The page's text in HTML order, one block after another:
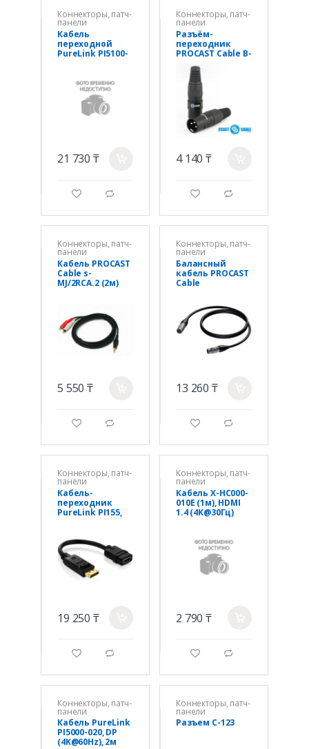
Коннекторы, патч-
панели
Кабель
переходной
PureLink PI5100-
21 730 ₸
g d
Коннекторы, патч-
панели
Разъём-
переходник
PROCAST Cable B-
XLRf/RCAf
4 140 ₸
g d
Коннекторы, патч-
панели
Кабель PROCAST
Cable s-
MJ/2RCA.2 (2м)
5 550 ₸
g d
Коннекторы, патч-
панели
Балансный
кабель PROCAST
Cable
13 260 ₸
g d
Коннекторы, патч-
панели
Кабель-
переходник
PureLink PI155,
19 250 ₸
g d
Коннекторы, патч-
панели
Кабель X-HC000-
010E (1м), HDMI
1.4 (4K@30Гц)
2 790 ₸
g d
Коннекторы, патч-
панели
Кабель PureLink
PI5000-020, DP
(4K@60Hz), 2м
Коннекторы, патч-
панели
Разъем С-123